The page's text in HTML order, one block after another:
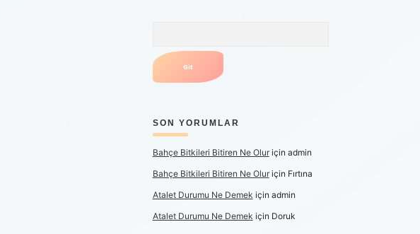
SON YORUMLAR
Bahçe Bitkileri Bitiren Ne Oluriçin admin
Bahçe Bitkileri Bitiren Ne Oluriçin Fırtına
Atalet Durumu Ne Demek için admin
Atalet Durumu Ne Demek için Doruk